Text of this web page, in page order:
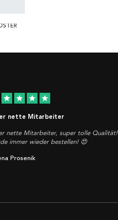
star star star star
nette Mitarbeiter
nette Mitarbeiter, super tolle Qualität!
immer wieder bestellen! 😍
Prosenik